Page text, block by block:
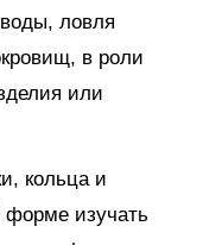
ловля
в роли
или
кольца и
форме изучать